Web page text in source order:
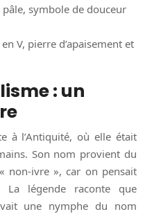
symbole de douceur
V, pierre d’apaisement et
: un
à l’Antiquité, où elle était
Son nom provient du
non-ivre », car on pensait
La légende raconte que
une nymphe du nom